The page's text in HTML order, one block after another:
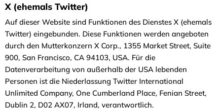
X (ehemals Twitter)
Auf dieser Website sind Funktionen des Dienstes X (ehemals
Twitter) eingebunden. Diese Funktionen werden angeboten
durch den Mutterkonzern X Corp., 1355 Market Street, Suite
900, San Francisco, CA 94103, USA. Für die
Datenverarbeitung von außerhalb der USA lebenden
Personen ist die Niederlassung Twitter International
Unlimited Company, One Cumberland Place, Fenian Street,
Dublin 2, D02 AX07, Irland, verantwortlich.